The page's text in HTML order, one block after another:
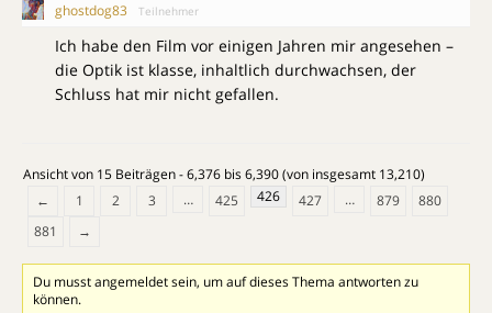
ghostdog83 Teilnehmer
Ich habe den Film vor einigen Jahren mir angesehen –
die Optik ist klasse, inhaltlich durchwachsen, der
Schluss hat mir nicht gefallen.
Ansicht von 15 Beiträgen - 6,376 bis 6,390 (von insgesamt 13,210)
←
1 2 3 … 425 426 427 … 879
880
881
→
Du musst angemeldet sein, um auf dieses Thema antworten zu
können.